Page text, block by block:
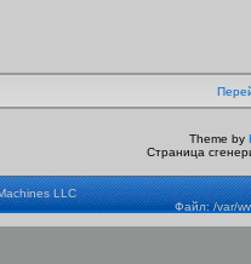
Theme by
Страница
LLC
Файл: /var/